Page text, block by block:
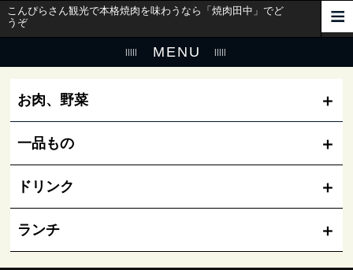
こんぴらさん観光で本格焼肉を味わうなら「焼肉田中」でど
うぞ
MENU
お肉、野菜
一品もの
ドリンク
ランチ